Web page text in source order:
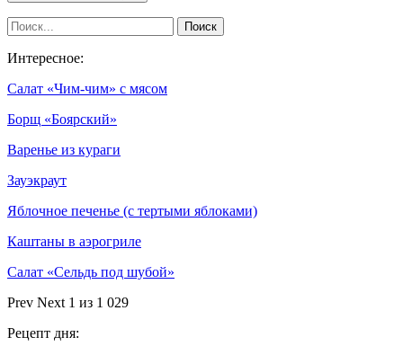
Интересное:
Салат «Чим-чим» с мясом
Борщ «Боярский»
Варенье из кураги
Зауэкраут
Яблочное печенье (с тертыми яблоками)
Каштаны в аэрогриле
Салат «Сельдь под шубой»
Prev Next 1 из 1 029
Рецепт дня: